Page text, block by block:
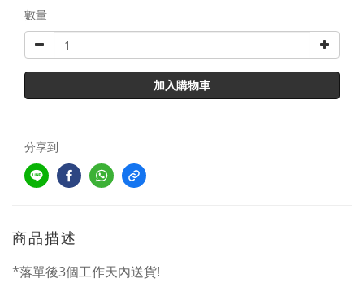
數量
加入購物車
分享到
商品描述
*落單後3個工作天內送貨!